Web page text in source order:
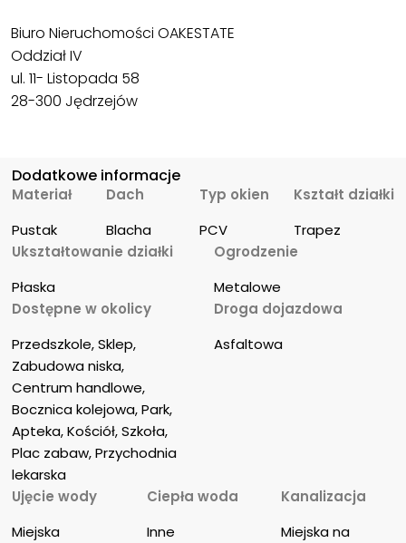
Biuro Nieruchomości OAKESTATE
Oddział IV
ul. 11- Listopada 58
28-300 Jędrzejów
Dodatkowe informacje
Materiał
Pustak
Dach
Blacha
Typ okien
PCV
Kształt działki
Trapez
Ukształtowanie działki
Płaska
Ogrodzenie
Metalowe
Dostępne w okolicy
Przedszkole, Sklep,
Zabudowa niska,
Centrum handlowe,
Bocznica kolejowa, Park,
Apteka, Kościół, Szkoła,
Plac zabaw, Przychodnia
lekarska
Droga dojazdowa
Asfaltowa
Ujęcie wody
Miejska
Ciepła woda
Inne
Kanalizacja
Miejska na